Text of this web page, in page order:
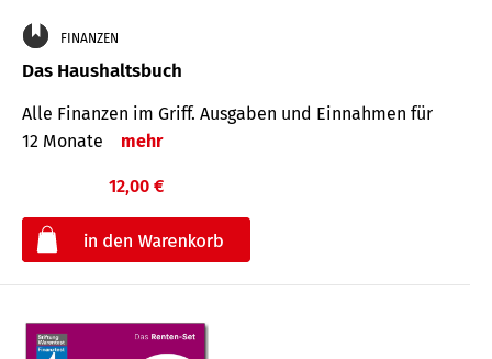
FINANZEN
Das Haushaltsbuch
Alle Finanzen im Griff. Aus­gaben und Ein­nahmen für
12 Monate
mehr
12,00 €